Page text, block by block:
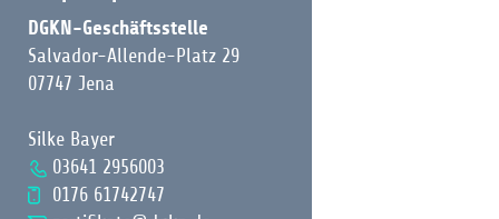
DGKN-Geschäftsstelle
Salvador-Allende-Platz 29
07747 Jena
Silke Bayer
03641 2956003
0176 61742747